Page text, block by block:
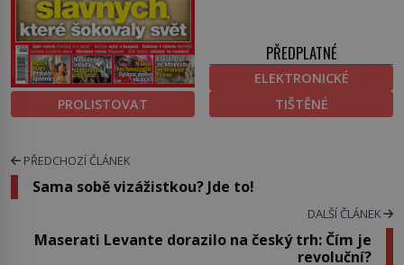
PROLISTOVAT
PŘEDPLATNÉ
ELEKTRONICKÉ
TIŠTĚNÉ
PŘEDCHOZÍ ČLÁNEK
Sama sobě vizážistkou? Jde to!
DALŠÍ ČLÁNEK
Maserati Levante dorazilo na český trh: Čím je
revoluční?